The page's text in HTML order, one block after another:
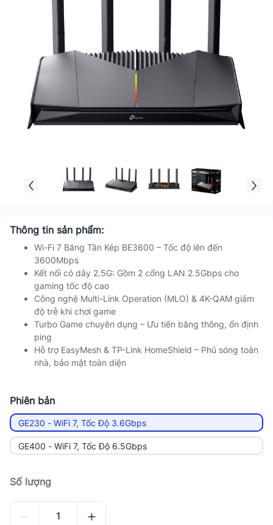
Thông tin sản phẩm:
Wi-Fi 7 Băng Tần Kép BE3600 – Tốc độ lên đến
3600Mbps
Kết nối có dây 2.5G: Gồm 2 cổng LAN 2.5Gbps cho
gaming tốc độ cao
Công nghệ Multi-Link Operation (MLO) & 4K-QAM giảm
độ trễ khi chơi game
Turbo Game chuyên dụng – Ưu tiên băng thông, ổn định
ping
Hỗ trợ EasyMesh & TP-Link HomeShield – Phủ sóng toàn
nhà, bảo mật toàn diện
Phiên bản
GE230 - WiFi 7, Tốc Độ 3.6Gbps
GE400 - WiFi 7, Tốc Độ 6.5Gbps
Số lượng